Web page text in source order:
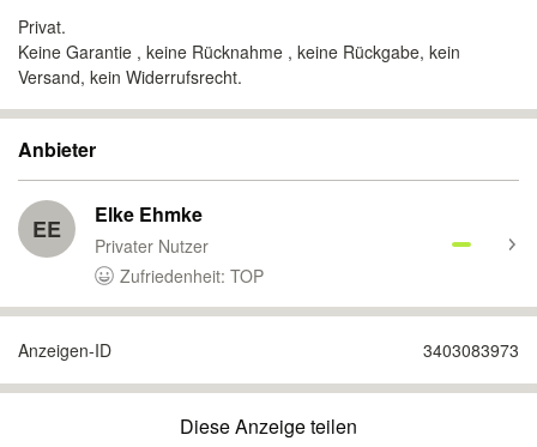
Privat.
Keine Garantie , keine Rücknahme , keine Rückgabe, kein
Versand, kein Widerrufsrecht.
Anbieter
EE Elke Ehmke
Privater Nutzer
Zufriedenheit: TOP
Anzeigen-ID 3403083973
Diese Anzeige teilen